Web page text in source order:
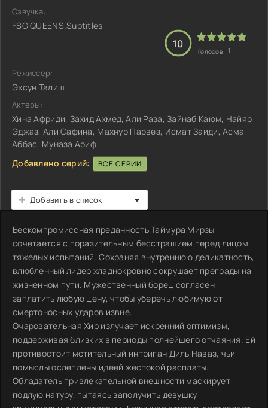
Озвучка:
FSG QUEENS.Subtitles
10
Голосов: 1
Режиссер:
Эхсун Талиш
Актеры:
Хина Африди, Захид Ахмед, Али Раза, Зайнаб Каюм, Найяр
Эджаз, Али Сафина, Махнур Парвез, Исмат Заиди, Асма
Аббас, Муназа Ариф
Добавлено серий:
ВСЕ СЕРИИ
Добавить в список
Бескомпромиссная преданность Таймура Мирзы
сочетается с поразительным бесстрашием перед лицом
тяжелых испытаний. Сохраняя внутреннюю деликатность,
влюбленный лидер хладнокровно сокрушает преграды на
жизненном пути. Мужественный борец согласен
заплатить любую цену, чтобы уберечь любимую от
смертоносных ударов извне.
Очаровательная Хир излучает искренний оптимизм,
поддерживая близких в периоды полнейшего отчаяния. Ей
противостоит мстительный интриган Диль Наваз, чьи
помыслы ослеплены идеей жестокой расплаты.
Обладатель привлекательной внешности маскирует
подлую натуру, пытаясь заполучить девушку